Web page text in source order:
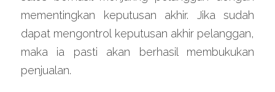
mementingkan keputusan akhir. Jika sudah
dapat mengontrol keputusan akhir pelanggan,
maka ia pasti akan berhasil membukukan
penjualan.